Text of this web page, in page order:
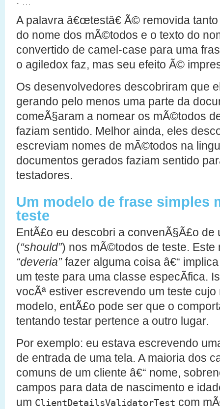
A palavra â€œtestâ€ Ã© removida
do nome dos mÃ©todos e o texto do
convertido de camel-case para uma
o agiledox faz, mas seu efeito Ã©
Os desenvolvedores descobriram que
gerando pelo menos uma parte da
comeÃ§aram a nomear os mÃ©todos
faziam sentido. Melhor ainda, eles
escreviam nomes de mÃ©todos na
documentos gerados faziam sentido
testadores.
Um modelo de frase simples
teste
EntÃ£o eu descobri a convenÃ§Ã£o de
(“should”) nos mÃ©todos de teste. Este
“deveria”fazer alguma coisa â€“
um teste para uma classe especÃ­fica.
vocÃª estiver escrevendo um teste
modelo, entÃ£o pode ser que o
tentando testar pertence a outro lugar.
Por exemplo: eu estava escrevendo
de entrada de uma tela. A maioria dos
comuns de um cliente â€“ nome,
campos para data de nascimento e
um ClientDetailsValidatorTest com